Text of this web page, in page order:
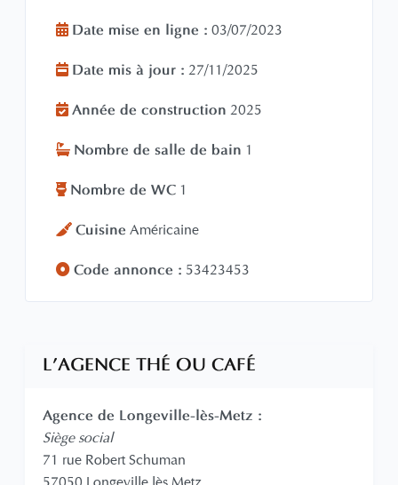
Date mise en ligne : 03/07/2023
Date mis à jour : 27/11/2025
Année de construction 2025
Nombre de salle de bain 1
Nombre de WC 1
Cuisine Américaine
Code annonce : 53423453
L'AGENCE THÉ OU CAFÉ
Agence de Longeville-lès-Metz :
Siège social
71 rue Robert Schuman